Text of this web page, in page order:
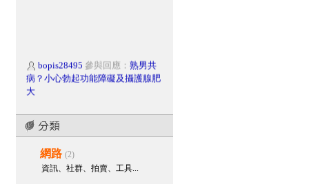
bopis28495 參與回應： 熟男共
病？小心勃起功能障礙及攝護腺肥
大
護腺癌新式診斷方式 可提高準確度
「一夜多次」後的虛脫疲憊感！教
你如何透過精準營養與充血復原，
網路 (2)
資訊、社群、拍賣、工具...